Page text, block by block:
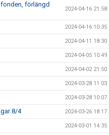
förlängd
2024-04-16 21:58
2024-04-16 10:35
2024-04-11 18:30
2024-04-05 10:49
2024-04-02 21:50
2024-03-28 11:03
2024-03-28 10:07
8/4 2024-03-26 18:17
2024-03-01 14:35